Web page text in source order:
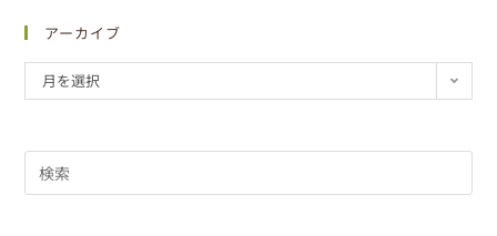
アーカイブ
月を選択